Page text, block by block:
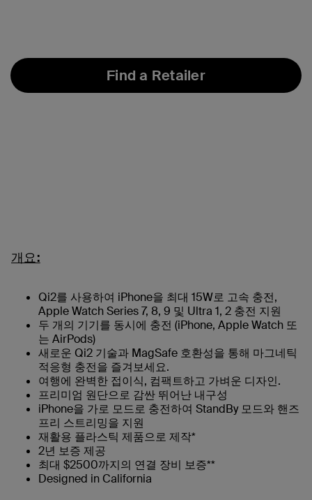
Find a Retailer
개요:
Qi2를 사용하여 iPhone을 최대 15W로 고속 충전,
Apple Watch Series 7, 8, 9 및 Ultra 1, 2 충전 지원
두 개의 기기를 동시에 충전 (iPhone, Apple Watch 또
는 AirPods)
새로운 Qi2 기술과 MagSafe 호환성을 통해 마그네틱
적응형 충전을 즐겨보세요.
여행에 완벽한 접이식, 컴팩트하고 가벼운 디자인.
프리미엄 원단으로 감싼 뛰어난 내구성
iPhone을 가로 모드로 충전하여 StandBy 모드와 핸즈
프리 스트리밍을 지원
재활용 플라스틱 제품으로 제작*
2년 보증 제공
최대 $2500까지의 연결 장비 보증**
Designed in California